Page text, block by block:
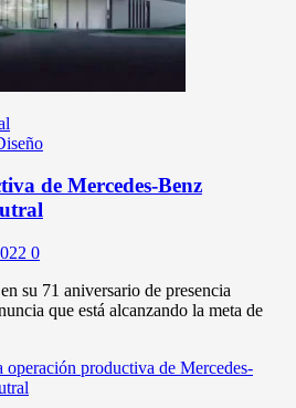
de Mercedes-Benz
0
su 71 aniversario de presencia
que está alcanzando la meta de
operación productiva de Mercedes-